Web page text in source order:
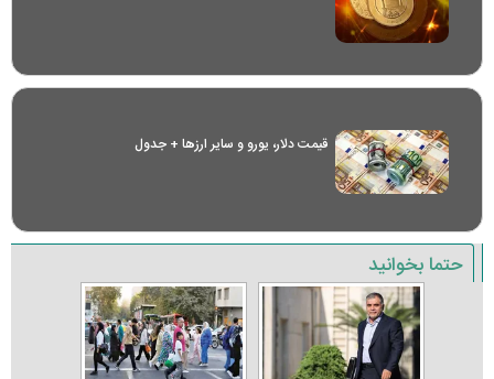
قیمت دلار، یورو و سایر ارز‌ها + جدول
حتما بخوانید